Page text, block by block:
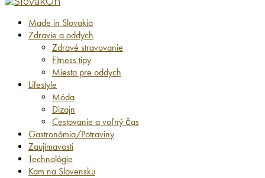
Made in Slovakia
Zdravie a oddych
Zdravé stravovanie
Fitness tipy
Miesta pre oddych
Lifestyle
Móda
Dizajn
Cestovanie a voľný čas
Gastronómia/Potraviny
Zaujímavosti
Technológie
Kam na Slovensku